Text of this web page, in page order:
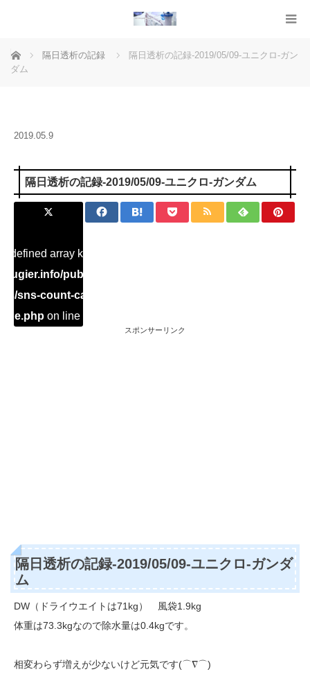
ホーム 隔日透析の記録
隔日透析の記録-2019/05/09-ユニクロ-ガン
ダム
2019.05.9
隔日透析の記録-2019/05/09-ユニクロ-ガンダム
array key "Twitter" in
public_html/dialysis/wp-
sns-count-cache/sns-count-
on line
スポンサーリンク
隔日透析の記録-2019/05/09-ユニクロ-ガンダ
ム
DW（ドライウエイトは71kg） 風袋1.9kg
体重は73.3kgなので除水量は0.4kgです。
相変わらず増えが少ないけど元気です(⌒∇⌒)